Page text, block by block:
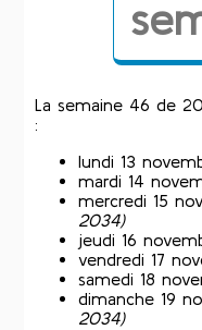
La semaine 46 de
:
lundi 13
mardi 14
mercredi 15
2034)
jeudi 16
vendredi 17
samedi 18
dimanche 19
2034)